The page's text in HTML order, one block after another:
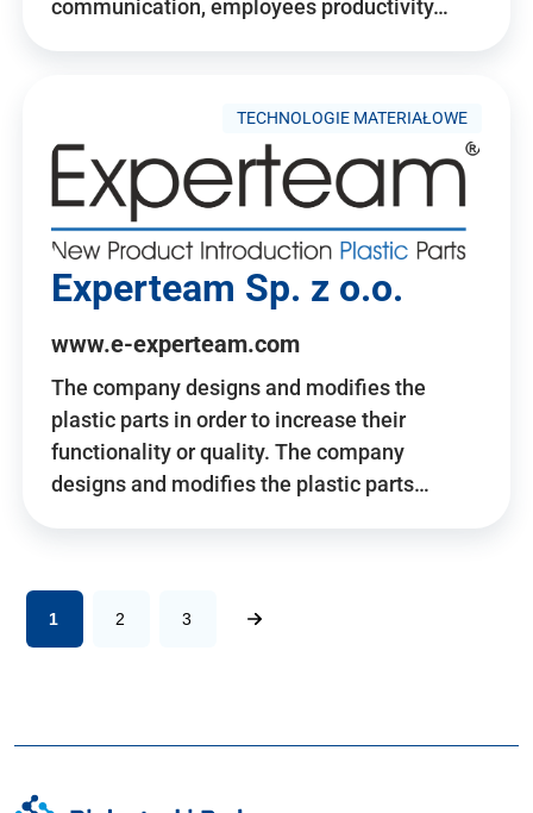
communication, employees productivity…
TECHNOLOGIE MATERIAŁOWE
Experteam Sp. z o.o.
www.e-experteam.com
The company designs and modifies the
plastic parts in order to increase their
functionality or quality. The company
designs and modifies the plastic parts…
1 2 3